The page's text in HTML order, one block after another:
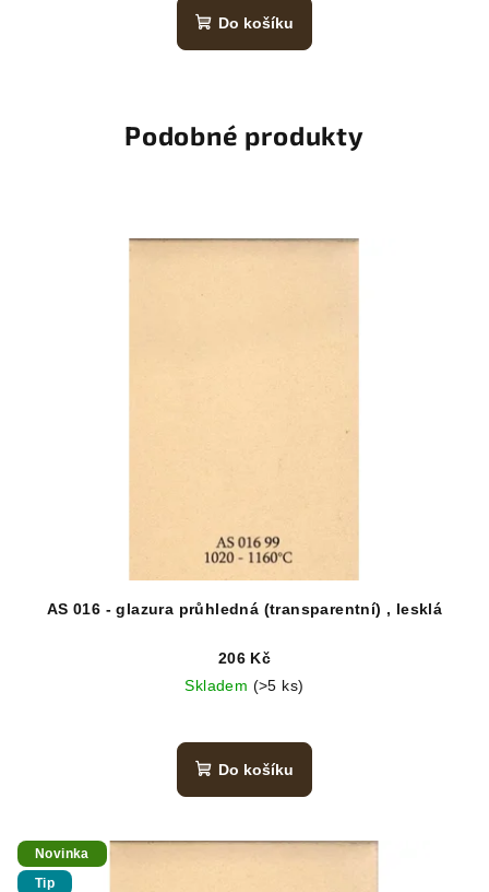
Do košíku
Podobné produkty
AS 016 - glazura průhledná (transparentní) , lesklá
206 Kč
Skladem (>5 ks)
Do košíku
Novinka
Tip